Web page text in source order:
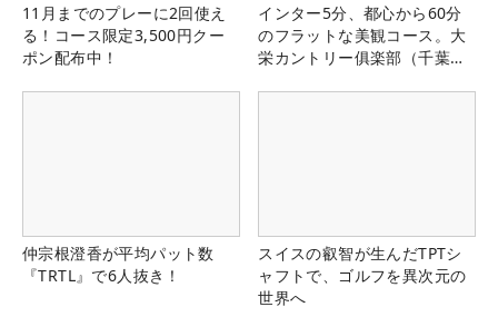
11月までのプレーに2回使え
る！コース限定3,500円クー
ポン配布中！
インター5分、都心から60分
のフラットな美観コース。大
栄カントリー俱楽部（千葉
仲宗根澄香が平均パット数
『TRTL』で6人抜き！
スイスの叡智が生んだTPTシ
ャフトで、ゴルフを異次元の
世界へ